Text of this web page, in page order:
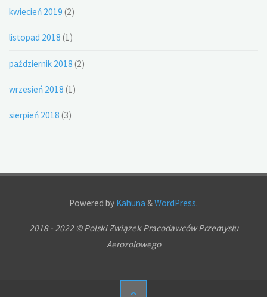
kwiecień 2019 (2)
listopad 2018 (1)
październik 2018 (2)
wrzesień 2018 (1)
sierpień 2018 (3)
Powered by Kahuna &WordPress.
2018 - 2022 © Polski Związek Pracodawców Przemysłu
Aerozolowego